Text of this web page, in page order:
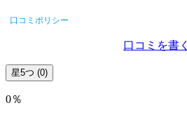
口コミポリシー
口コミを書く
星5つ (0)
0％